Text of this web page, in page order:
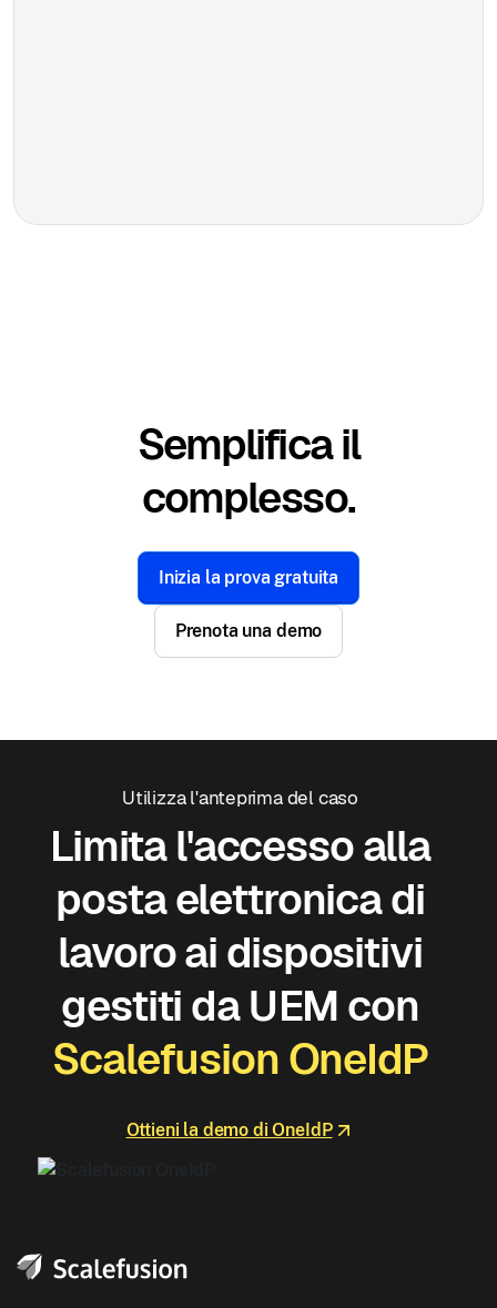
Semplifica il
complesso.
Inizia la prova gratuita
Prenota una demo
Utilizza l'anteprima del caso
Limita l'accesso alla
posta elettronica di
lavoro ai dispositivi
gestiti da UEM con
Scalefusion OneIdP
Ottieni la demo di OneIdP